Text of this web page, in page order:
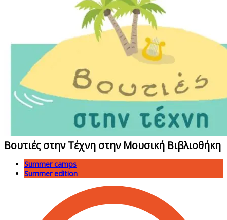
Βουτιές στην Τέχνη στην Μουσική Βιβλιοθήκη
Summer camps
Summer edition